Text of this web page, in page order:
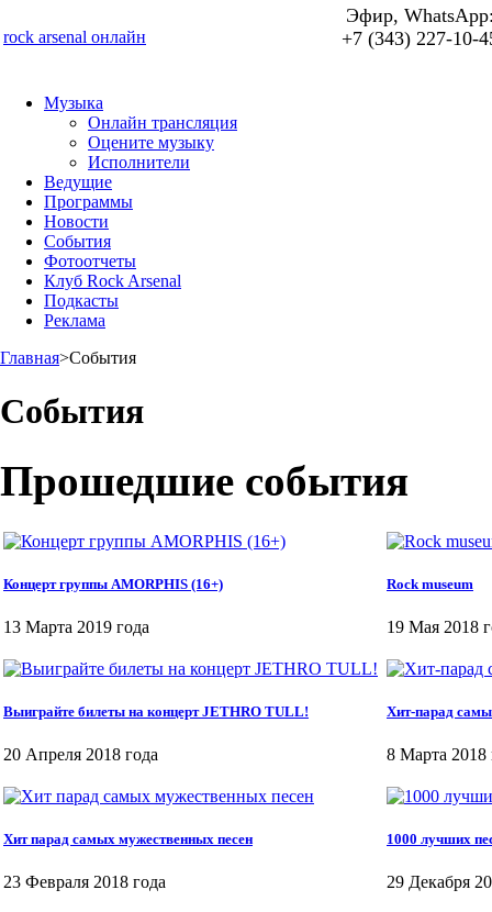
rock arsenal онлайн
Эфир,
+7 (343) 227-10-
Музыка
Онлайн трансляция
Оцените музыку
Исполнители
Ведущие
Программы
Новости
События
Фотоотчеты
Клуб Rock Arsenal
Подкасты
Реклама
Главная>События
События
Прошедшие события
Концерт группы AMORPHIS (16+)
13 Марта 2019 года
Rock museum
19 Мая 2018
Выиграйте билеты на концерт JETHRO TULL!
20 Апреля 2018 года
Хит-парад
8 Марта 2018
Хит парад самых мужественных песен
23 Февраля 2018 года
1000 лучших
29 Декабря